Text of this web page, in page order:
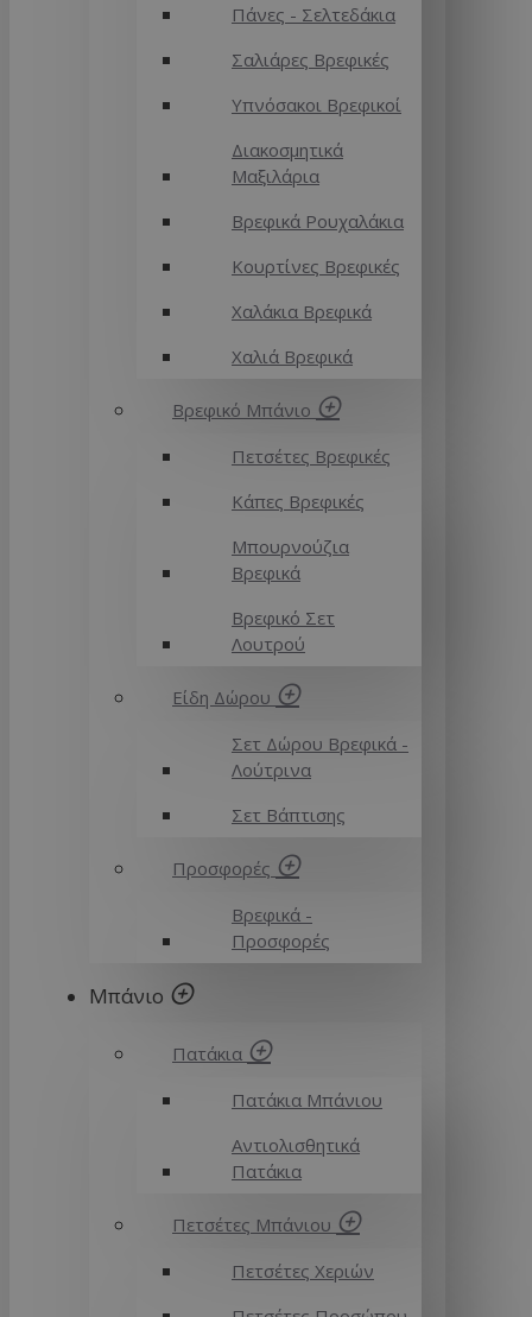
Πάνες - Σελτεδάκια
Σαλιάρες Βρεφικές
Υπνόσακοι Βρεφικοί
Διακοσμητικά
Μαξιλάρια
Βρεφικά Ρουχαλάκια
Κουρτίνες Βρεφικές
Χαλάκια Βρεφικά
Χαλιά Βρεφικά
Βρεφικό Μπάνιο
Πετσέτες Βρεφικές
Κάπες Βρεφικές
Μπουρνούζια
Βρεφικά
Βρεφικό Σετ
Λουτρού
Είδη Δώρου
Σετ Δώρου Βρεφικά -
Λούτρινα
Σετ Βάπτισης
Προσφορές
Βρεφικά -
Προσφορές
Μπάνιο
Πατάκια
Πατάκια Μπάνιου
Αντιολισθητικά
Πατάκια
Πετσέτες Μπάνιου
Πετσέτες Χεριών